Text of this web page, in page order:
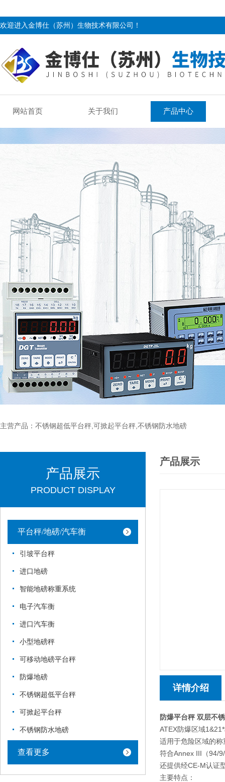
欢迎进入金博仕（苏州）生物技术有限公司！
网站首页 关于我们 产品中心
主营产品：不锈钢超低平台秤,可掀起平台秤,不锈钢防水地磅
产品展示
PRODUCT DISPLAY
平台秤/地磅/汽车衡
引坡平台秤
进口地磅
智能地磅称重系统
电子汽车衡
进口汽车衡
小型地磅秤
可移动地磅平台秤
防爆地磅
不锈钢超低平台秤
可掀起平台秤
不锈钢防水地磅
查看更多
产品展示
详情介绍
防爆平台秤 双层不
ATEX防爆区域
适用于危险区域的
符合Annex III（94/
还提供经CE-M认证
主要特点：